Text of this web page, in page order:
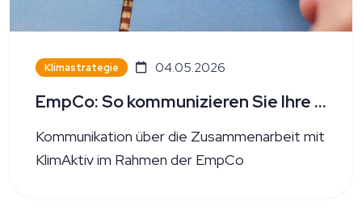
Klimastrategie 04.05.2026
EmpCo: So kommunizieren Sie Ihre Zusammenarbeit mit KlimAktiv
Kommunikation über die Zusammenarbeit mit
KlimAktiv im Rahmen der EmpCo